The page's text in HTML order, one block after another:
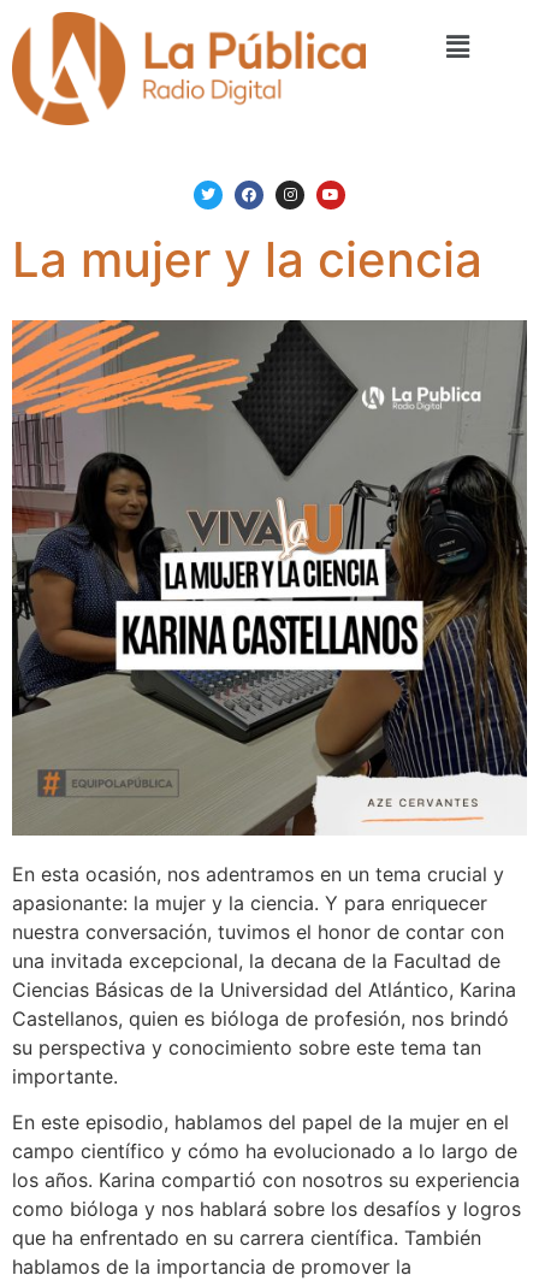
La mujer y la ciencia
En esta ocasión, nos adentramos en un tema crucial y
apasionante: la mujer y la ciencia. Y para enriquecer
nuestra conversación, tuvimos el honor de contar con
una invitada excepcional, la decana de la Facultad de
Ciencias Básicas de la Universidad del Atlántico, Karina
Castellanos, quien es bióloga de profesión, nos brindó
su perspectiva y conocimiento sobre este tema tan
importante.
En este episodio, hablamos del papel de la mujer en el
campo científico y cómo ha evolucionado a lo largo de
los años. Karina compartió con nosotros su experiencia
como bióloga y nos hablará sobre los desafíos y logros
que ha enfrentado en su carrera científica. También
hablamos de la importancia de promover la